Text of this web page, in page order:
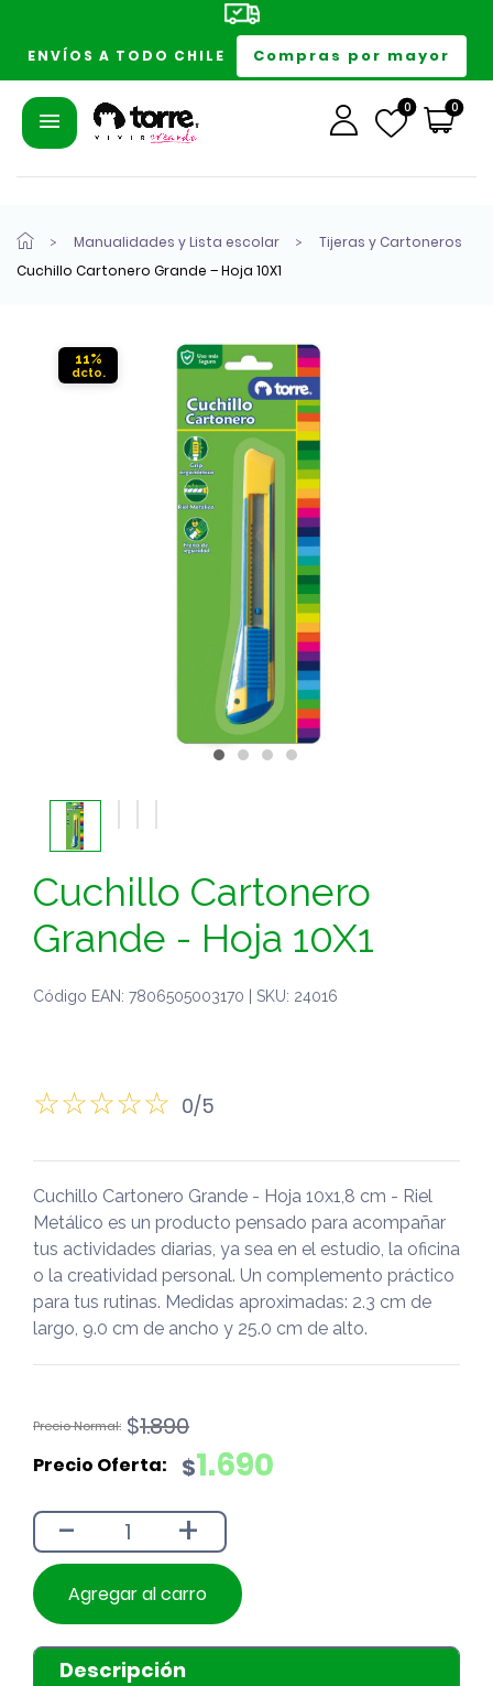
ENVÍOS A TODO CHILE Compras por mayor
0 0
Manualidades y Lista escolar
Tijeras y Cartoneros
Cuchillo Cartonero Grande – Hoja 10X1
11%
Cuchillo Cartonero
Grande - Hoja 10X1
Código EAN: 7806505003170 | SKU: 24016
0/5
Cuchillo Cartonero Grande - Hoja 10x1,8 cm - Riel
Metálico es un producto pensado para acompañar
tus actividades diarias, ya sea en el estudio, la oficina
o la creatividad personal. Un complemento práctico
para tus rutinas. Medidas aproximadas: 2.3 cm de
largo, 9.0 cm de ancho y 25.0 cm de alto.
$1.890
El
original
$1.890.
$1.690
El
actual
$1.690.
- +
Agregar al carro
Descripción